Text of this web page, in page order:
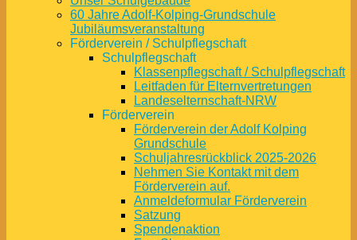
60 Jahre Adolf-Kolping-Grundschule
Jubiläumsveranstaltung
Förderverein / Schulpflegschaft
Schulpflegschaft
Klassenpflegschaft / Schulpflegschaft
Leitfaden für Elternvertretungen
Landeselternschaft-NRW
Förderverein
Förderverein der Adolf Kolping
Grundschule
Schuljahresrückblick 2025-2026
Nehmen Sie Kontakt mit dem
Förderverein auf.
Anmeldeformular Förderverein
Satzung
Spendenaktion